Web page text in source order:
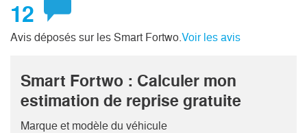
12
Avis déposés sur les Smart Fortwo. Voir les avis
Smart Fortwo : Calculer mon
estimation de reprise gratuite
Marque et modèle du véhicule